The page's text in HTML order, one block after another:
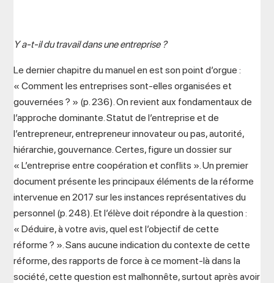
Y a-t-il du travail dans une entreprise ?
Le dernier chapitre du manuel en est son point d’orgue :
« Comment les entreprises sont-elles organisées et
gouvernées ? » (p. 236). On revient aux fondamentaux de
l’approche dominante. Statut de l’entreprise et de
l’entrepreneur, entrepreneur innovateur ou pas, autorité,
hiérarchie, gouvernance. Certes, figure un dossier sur
« L’entreprise entre coopération et conflits ». Un premier
document présente les principaux éléments de la réforme
intervenue en 2017 sur les instances représentatives du
personnel (p. 248). Et l’élève doit répondre à la question :
« Déduire, à votre avis, quel est l’objectif de cette
réforme ? ». Sans aucune indication du contexte de cette
réforme, des rapports de force à ce moment-là dans la
société, cette question est malhonnête, surtout après avoir